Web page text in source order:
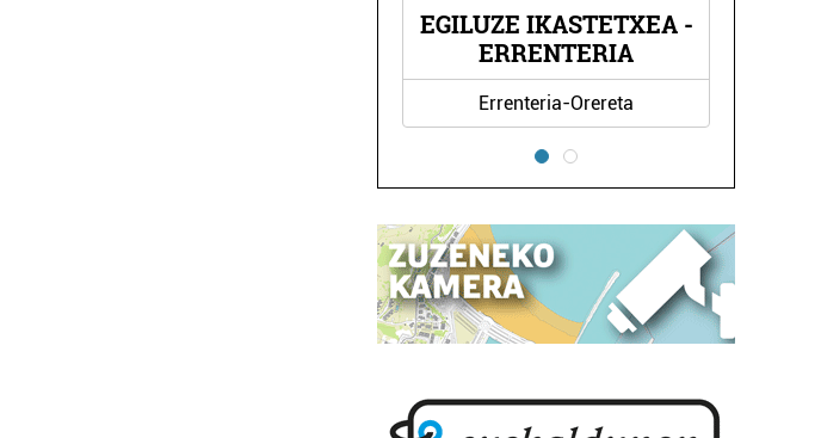
EGILUZE IKASTETXEA -
ERRENTERIA
Errenteria-Orereta